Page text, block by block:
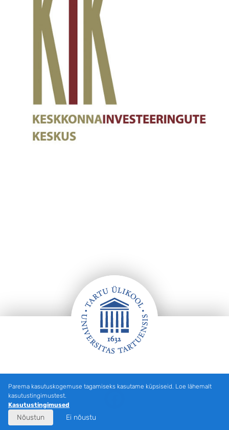
Parema kasutuskogemuse tagamiseks kasutame küpsiseid. Loe lähemalt
kasutustingimustest.
Kasutustingimused
Nõustun Ei nõustu